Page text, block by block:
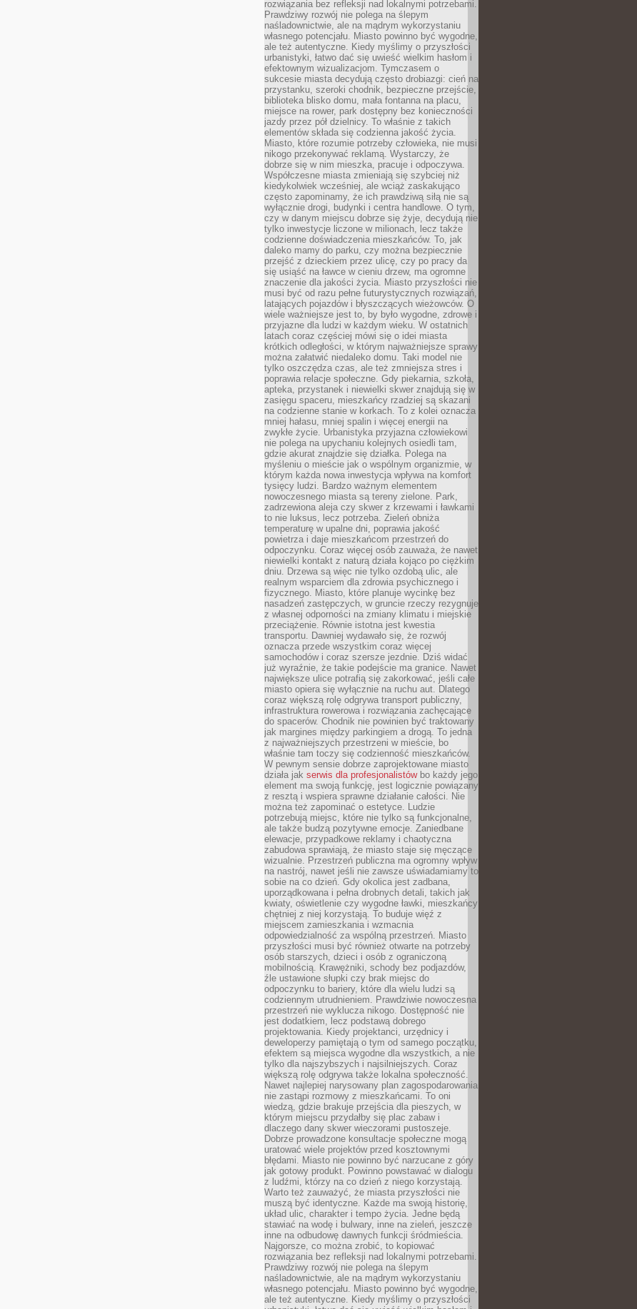
rozwiązania bez refleksji nad lokalnymi potrzebami.
Prawdziwy rozwój nie polega na ślepym
naśladownictwie, ale na mądrym wykorzystaniu
własnego potencjału. Miasto powinno być wygodne,
ale też autentyczne. Kiedy myślimy o przyszłości
urbanistyki, łatwo dać się uwieść wielkim hasłom i
efektownym wizualizacjom. Tymczasem o
sukcesie miasta decydują często drobiazgi: cień na
przystanku, szeroki chodnik, bezpieczne przejście,
biblioteka blisko domu, mała fontanna na placu,
miejsce na rower, park dostępny bez konieczności
jazdy przez pół dzielnicy. To właśnie z takich
elementów składa się codzienna jakość życia.
Miasto, które rozumie potrzeby człowieka, nie musi
nikogo przekonywać reklamą. Wystarczy, że
dobrze się w nim mieszka, pracuje i odpoczywa.
Współczesne miasta zmieniają się szybciej niż
kiedykolwiek wcześniej, ale wciąż zaskakująco
często zapominamy, że ich prawdziwą siłą nie są
wyłącznie drogi, budynki i centra handlowe. O tym,
czy w danym miejscu dobrze się żyje, decydują nie
tylko inwestycje liczone w milionach, lecz także
codzienne doświadczenia mieszkańców. To, jak
daleko mamy do parku, czy można bezpiecznie
przejść z dzieckiem przez ulicę, czy po pracy da
się usiąść na ławce w cieniu drzew, ma ogromne
znaczenie dla jakości życia. Miasto przyszłości nie
musi być od razu pełne futurystycznych rozwiązań,
latających pojazdów i błyszczących wieżowców. O
wiele ważniejsze jest to, by było wygodne, zdrowe i
przyjazne dla ludzi w każdym wieku. W ostatnich
latach coraz częściej mówi się o idei miasta
krótkich odległości, w którym najważniejsze sprawy
można załatwić niedaleko domu. Taki model nie
tylko oszczędza czas, ale też zmniejsza stres i
poprawia relacje społeczne. Gdy piekarnia, szkoła,
apteka, przystanek i niewielki skwer znajdują się w
zasięgu spaceru, mieszkańcy rzadziej są skazani
na codzienne stanie w korkach. To z kolei oznacza
mniej hałasu, mniej spalin i więcej energii na
zwykłe życie. Urbanistyka przyjazna człowiekowi
nie polega na upychaniu kolejnych osiedli tam,
gdzie akurat znajdzie się działka. Polega na
myśleniu o mieście jak o wspólnym organizmie, w
którym każda nowa inwestycja wpływa na komfort
tysięcy ludzi. Bardzo ważnym elementem
nowoczesnego miasta są tereny zielone. Park,
zadrzewiona aleja czy skwer z krzewami i ławkami
to nie luksus, lecz potrzeba. Zieleń obniża
temperaturę w upalne dni, poprawia jakość
powietrza i daje mieszkańcom przestrzeń do
odpoczynku. Coraz więcej osób zauważa, że nawet
niewielki kontakt z naturą działa kojąco po ciężkim
dniu. Drzewa są więc nie tylko ozdobą ulic, ale
realnym wsparciem dla zdrowia psychicznego i
fizycznego. Miasto, które planuje wycinkę bez
nasadzeń zastępczych, w gruncie rzeczy rezygnuje
z własnej odporności na zmiany klimatu i miejskie
przeciążenie. Równie istotna jest kwestia
transportu. Dawniej wydawało się, że rozwój
oznacza przede wszystkim coraz więcej
samochodów i coraz szersze jezdnie. Dziś widać
już wyraźnie, że takie podejście ma granice. Nawet
największe ulice potrafią się zakorkować, jeśli całe
miasto opiera się wyłącznie na ruchu aut. Dlatego
coraz większą rolę odgrywa transport publiczny,
infrastruktura rowerowa i rozwiązania zachęcające
do spacerów. Chodnik nie powinien być traktowany
jak margines między parkingiem a drogą. To jedna
z najważniejszych przestrzeni w mieście, bo
właśnie tam toczy się codzienność mieszkańców.
W pewnym sensie dobrze zaprojektowane miasto
działa jak serwis dla profesjonalistówbo każdy jego
element ma swoją funkcję, jest logicznie powiązany
z resztą i wspiera sprawne działanie całości. Nie
można też zapominać o estetyce. Ludzie
potrzebują miejsc, które nie tylko są funkcjonalne,
ale także budzą pozytywne emocje. Zaniedbane
elewacje, przypadkowe reklamy i chaotyczna
zabudowa sprawiają, że miasto staje się męczące
wizualnie. Przestrzeń publiczna ma ogromny wpływ
na nastrój, nawet jeśli nie zawsze uświadamiamy to
sobie na co dzień. Gdy okolica jest zadbana,
uporządkowana i pełna drobnych detali, takich jak
kwiaty, oświetlenie czy wygodne ławki, mieszkańcy
chętniej z niej korzystają. To buduje więź z
miejscem zamieszkania i wzmacnia
odpowiedzialność za wspólną przestrzeń. Miasto
przyszłości musi być również otwarte na potrzeby
osób starszych, dzieci i osób z ograniczoną
mobilnością. Krawężniki, schody bez podjazdów,
źle ustawione słupki czy brak miejsc do
odpoczynku to bariery, które dla wielu ludzi są
codziennym utrudnieniem. Prawdziwie nowoczesna
przestrzeń nie wyklucza nikogo. Dostępność nie
jest dodatkiem, lecz podstawą dobrego
projektowania. Kiedy projektanci, urzędnicy i
deweloperzy pamiętają o tym od samego początku,
efektem są miejsca wygodne dla wszystkich, a nie
tylko dla najszybszych i najsilniejszych. Coraz
większą rolę odgrywa także lokalna społeczność.
Nawet najlepiej narysowany plan zagospodarowania
nie zastąpi rozmowy z mieszkańcami. To oni
wiedzą, gdzie brakuje przejścia dla pieszych, w
którym miejscu przydałby się plac zabaw i
dlaczego dany skwer wieczorami pustoszeje.
Dobrze prowadzone konsultacje społeczne mogą
uratować wiele projektów przed kosztownymi
błędami. Miasto nie powinno być narzucane z góry
jak gotowy produkt. Powinno powstawać w dialogu
z ludźmi, którzy na co dzień z niego korzystają.
Warto też zauważyć, że miasta przyszłości nie
muszą być identyczne. Każde ma swoją historię,
układ ulic, charakter i tempo życia. Jedne będą
stawiać na wodę i bulwary, inne na zieleń, jeszcze
inne na odbudowę dawnych funkcji śródmieścia.
Najgorsze, co można zrobić, to kopiować
rozwiązania bez refleksji nad lokalnymi potrzebami.
Prawdziwy rozwój nie polega na ślepym
naśladownictwie, ale na mądrym wykorzystaniu
własnego potencjału. Miasto powinno być wygodne,
ale też autentyczne. Kiedy myślimy o przyszłości